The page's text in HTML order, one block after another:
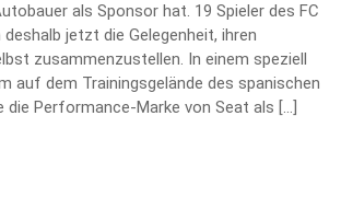
als Sponsor hat. 19 Spieler des FC
jetzt die Gelegenheit, ihren
zusammenzustellen. In einem speziell
auf dem Trainingsgelände des spanischen
Performance-Marke von Seat als […]